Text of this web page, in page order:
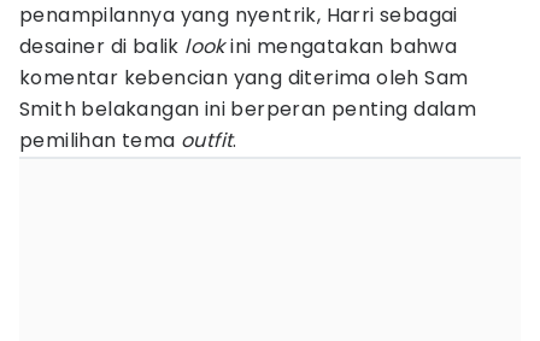
penampilannya yang nyentrik, Harri sebagai
desainer di balik lookini mengatakan bahwa
komentar kebencian yang diterima oleh Sam
Smith belakangan ini berperan penting dalam
pemilihan tema outfit.